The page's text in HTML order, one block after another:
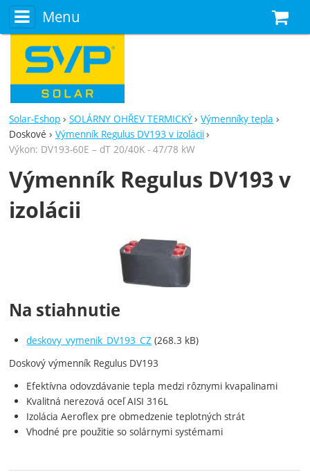
Menu
Solar-Eshop SOLÁRNY OHŘEV TERMICKÝ
Výmenníky tepla
Doskové
Výmenník Regulus DV193 v izolácii
Výkon: DV193-60E – dT 20/40K - 47/78 kW
Výmenník Regulus DV193 v
izolácii
Na stiahnutie
deskovy_vymenik_DV193_CZ (268.3 kB)
Doskový výmenník Regulus DV193
Efektívna odovzdávanie tepla medzi rôznymi kvapalinami
Kvalitná nerezová oceľ AISI 316L
Izolácia Aeroflex pre obmedzenie teplotných strát
Vhodné pre použitie so solárnymi systémami